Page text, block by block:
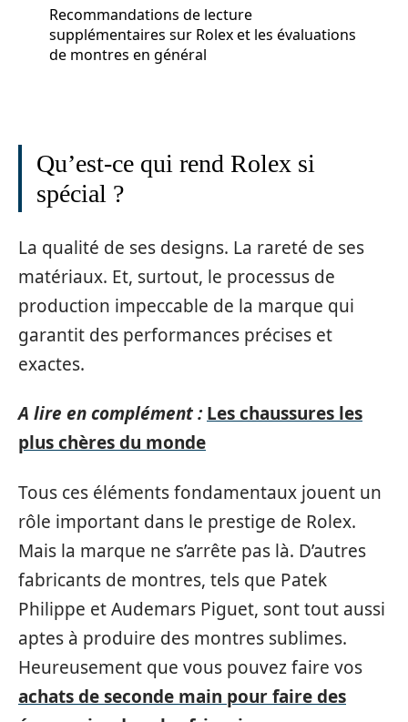
Recommandations de lecture
supplémentaires sur Rolex et les évaluations
de montres en général
Qu’est-ce qui rend Rolex si
spécial ?
La qualité de ses designs. La rareté de ses
matériaux. Et, surtout, le processus de
production impeccable de la marque qui
garantit des performances précises et
exactes.
A lire en complément : Les chaussures les
plus chères du monde
Tous ces éléments fondamentaux jouent un
rôle important dans le prestige de Rolex.
Mais la marque ne s’arrête pas là. D’autres
fabricants de montres, tels que Patek
Philippe et Audemars Piguet, sont tout aussi
aptes à produire des montres sublimes.
Heureusement que vous pouvez faire vos
achats de seconde main pour faire des